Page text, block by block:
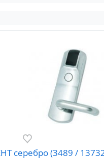
серебро (3489 /